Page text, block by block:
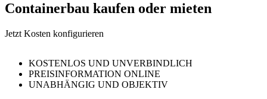
Containerbau kaufen oder mieten
Jetzt Kosten konfigurieren
KOSTENLOS UND UNVERBINDLICH
PREISINFORMATION ONLINE
UNABHÄNGIG UND OBJEKTIV